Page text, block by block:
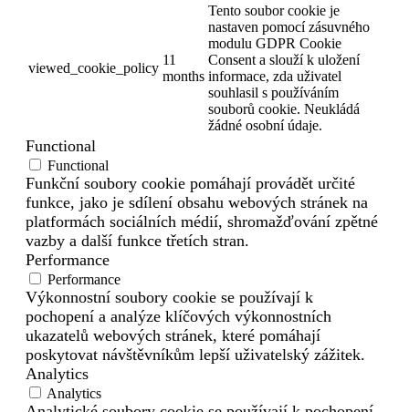
viewed_cookie_policy
11
months
Tento soubor cookie je
nastaven pomocí zásuvného
modulu GDPR Cookie
Consent a slouží k uložení
informace, zda uživatel
souhlasil s používáním
souborů cookie. Neukládá
žádné osobní údaje.
Functional
Functional
Funkční soubory cookie pomáhají provádět určité
funkce, jako je sdílení obsahu webových stránek na
platformách sociálních médií, shromažďování zpětné
vazby a další funkce třetích stran.
Performance
Performance
Výkonnostní soubory cookie se používají k
pochopení a analýze klíčových výkonnostních
ukazatelů webových stránek, které pomáhají
poskytovat návštěvníkům lepší uživatelský zážitek.
Analytics
Analytics